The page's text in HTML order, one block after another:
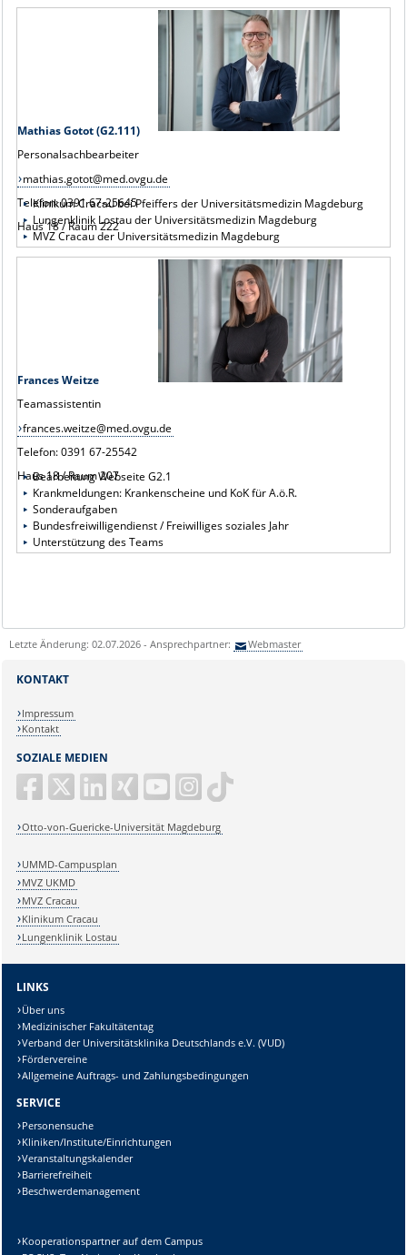
Mathias Gotot (G2.111)
Personalsachbearbeiter
mathias.gotot@med.ovgu.de
Telefon: 0391 67-25645
Haus 18 / Raum 222
Klinikum Cracau bei Pfeiffers der Universitätsmedizin Magdeburg
Lungenklinik Lostau der Universitätsmedizin Magdeburg
MVZ Cracau der Universitätsmedizin Magdeburg
Frances Weitze
Teamassistentin
frances.weitze@med.ovgu.de
Telefon: 0391 67-25542
Haus 18 / Raum 207
Bearbeitung Webseite G2.1
Krankmeldungen: Krankenscheine und KoK für A.ö.R.
Sonderaufgaben
Bundesfreiwilligendienst / Freiwilliges soziales Jahr
Unterstützung des Teams
Letzte Änderung: 02.07.2026 - Ansprechpartner: Webmaster
SOZIALE MEDIEN
Otto-von-Guericke-Universität Magdeburg
KONTAKT
Impressum
Kontakt
UMMD-Campusplan
MVZ UKMD
MVZ Cracau
Klinikum Cracau
Lungenklinik Lostau
LINKS
Über uns
Medizinischer Fakultätentag
Verband der Universitätsklinika Deutschlands e.V. (VUD)
Fördervereine
Allgemeine Auftrags- und Zahlungsbedingungen
SERVICE
Personensuche
Kliniken/Institute/Einrichtungen
Veranstaltungskalender
Barrierefreiheit
Beschwerdemanagement
Kooperationspartner auf dem Campus